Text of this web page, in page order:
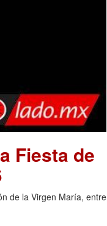
Fiesta de
de la Virgen María, entre